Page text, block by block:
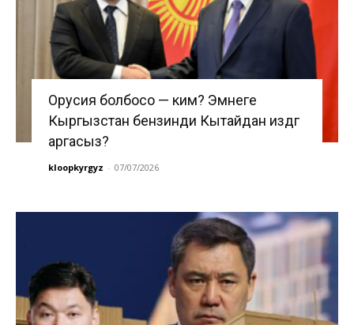
Орусия болбосо — ким? Эмнеге
Кыргызстан бензинди Кытайдан издөөгө
аргасыз?
kloopkyrgyz - 07/07/2026